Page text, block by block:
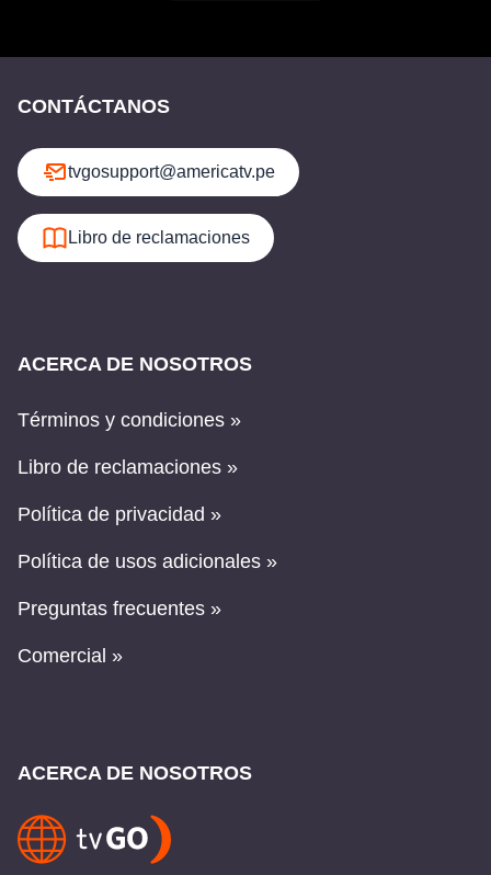
CONTÁCTANOS
tvgosupport@americatv.pe
Libro de reclamaciones
ACERCA DE NOSOTROS
Términos y condiciones »
Libro de reclamaciones »
Política de privacidad »
Política de usos adicionales »
Preguntas frecuentes »
Comercial »
ACERCA DE NOSOTROS